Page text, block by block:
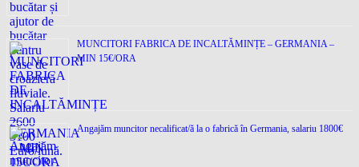
MUNCITORI FABRICA DE INCALTĂMINȚE – GERMANIA –
MIN 15€/ORA
Angajăm muncitor necalificat/ă la o fabrică în Germania, salariu 1800€